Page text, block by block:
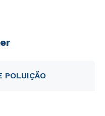
POLUIÇÃO